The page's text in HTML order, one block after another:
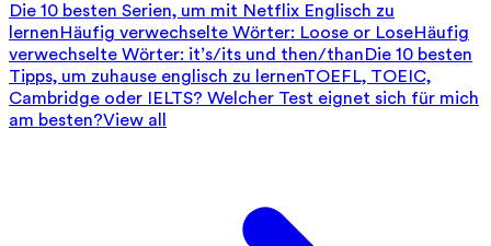
Die 10 besten Serien, um mit Netflix Englisch zu
lernenHäufig verwechselte Wörter: Loose or LoseHäufig
verwechselte Wörter: it’s/its und then/thanDie 10 besten
Tipps, um zuhause englisch zu lernenTOEFL, TOEIC,
Cambridge oder IELTS? Welcher Test eignet sich für mich
am besten?View all